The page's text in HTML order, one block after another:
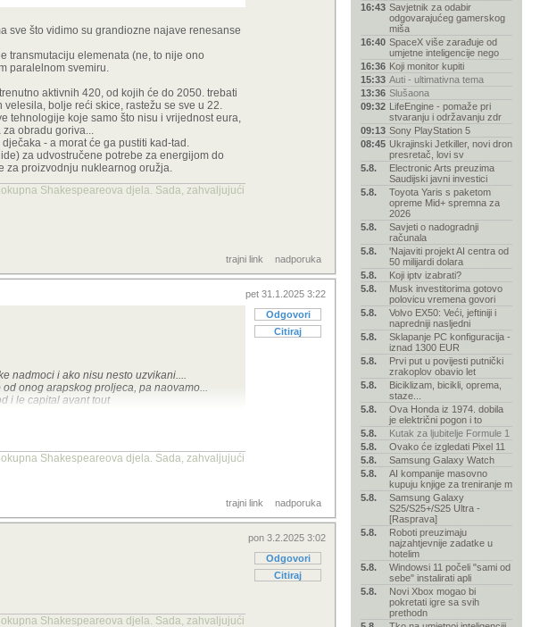
sve što vidimo su grandiozne najave renesanse
transmutaciju elemenata (ne, to nije ono
paralelnom svemiru.
aktivnih 420, od kojih će do 2050. trebati
bolje reći skice, rastežu se sve u 22.
tehnologije koje samo što nisu i vrijednost eura,
obradu goriva...
- a morat će ga pustiti kad-tad.
za udvostručene potrebe za energijom do
za proizvodnju nuklearnog oružja.
Shakespeareova djela. Sada, zahvaljujući
trajni link nadporuka
pet 31.1.2025 3:22
Odgovori
Citiraj
nadmoci i ako nisu nesto uzvikani....
onog arapskog proljeca, pa naovamo...
i le capital avant tout
kakve su potrebne, nema dalje. I
Shakespeareova djela. Sada, zahvaljujući
trajni link nadporuka
pon 3.2.2025 3:02
Odgovori
Citiraj
Shakespeareova djela. Sada, zahvaljujući
16:43 Savjetnik za odabir
odgovarajućeg gamerskog
miša
16:40 SpaceX više zarađuje od
umjetne inteligencije nego
16:36 Koji monitor kupiti
15:33 Auti - ultimativna tema
13:36 Slušaona
09:32 LifeEngine - pomaže pri
stvaranju i održavanju zdr
09:13 Sony PlayStation 5
08:45 Ukrajinski Jetkiller, novi dron
presretač, lovi sv
5.8.
Electronic Arts preuzima
Saudijski javni investici
5.8.
Toyota Yaris s paketom
opreme Mid+ spremna za
2026
5.8.
Savjeti o nadogradnji
računala
5.8.
'Najaviti projekt AI centra od
50 milijardi dolara
5.8.
Koji iptv izabrati?
5.8.
Musk investitorima gotovo
polovicu vremena govori
5.8.
Volvo EX50: Veći, jeftiniji i
napredniji nasljedni
5.8.
Sklapanje PC konfiguracija -
iznad 1300 EUR
5.8.
Prvi put u povijesti putnički
zrakoplov obavio let
5.8.
Biciklizam, bicikli, oprema,
staze...
5.8.
Ova Honda iz 1974. dobila
je električni pogon i to
5.8.
Kutak za ljubitelje Formule 1
5.8.
Ovako će izgledati Pixel 11
5.8.
Samsung Galaxy Watch
5.8.
AI kompanije masovno
kupuju knjige za treniranje m
5.8.
Samsung Galaxy
S25/S25+/S25 Ultra -
[Rasprava]
5.8.
Roboti preuzimaju
najzahtjevnije zadatke u
hotelim
5.8.
Windowsi 11 počeli "sami od
sebe" instalirati apli
5.8.
Novi Xbox mogao bi
pokretati igre sa svih
prethodn